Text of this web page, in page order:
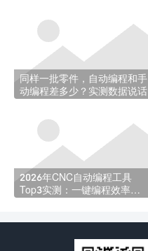
同样一批零件，自动编程和手
动编程差多少？实测数据说话
2026年CNC自动编程工具
Top3实测：一键编程效率选